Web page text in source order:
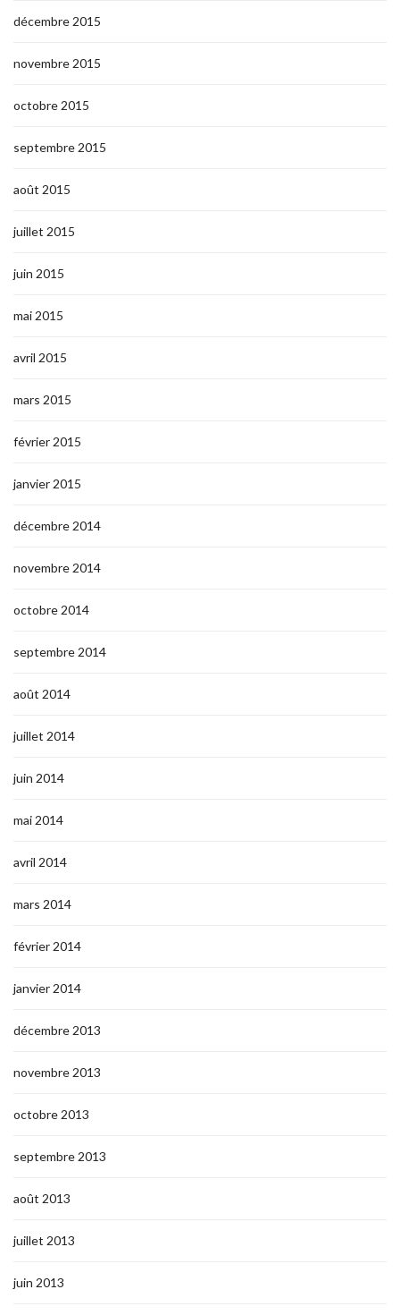
décembre 2015
novembre 2015
octobre 2015
septembre 2015
août 2015
juillet 2015
juin 2015
mai 2015
avril 2015
mars 2015
février 2015
janvier 2015
décembre 2014
novembre 2014
octobre 2014
septembre 2014
août 2014
juillet 2014
juin 2014
mai 2014
avril 2014
mars 2014
février 2014
janvier 2014
décembre 2013
novembre 2013
octobre 2013
septembre 2013
août 2013
juillet 2013
juin 2013